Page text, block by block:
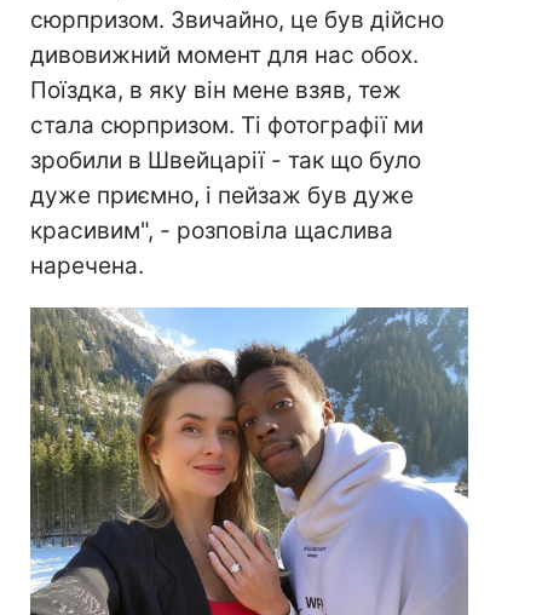
сюрпризом. Звичайно, це був дійсно
дивовижний момент для нас обох.
Поїздка, в яку він мене взяв, теж
стала сюрпризом. Ті фотографії ми
зробили в Швейцарії - так що було
дуже приємно, і пейзаж був дуже
красивим", - розповіла щаслива
наречена.